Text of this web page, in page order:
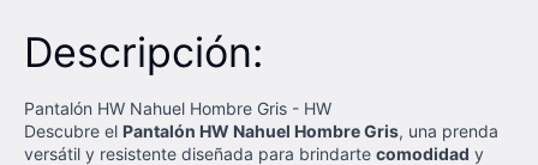
Descripción:
Pantalón HW Nahuel Hombre Gris - HW
Descubre el Pantalón HW Nahuel Hombre Gris, una prenda
versátil y resistente diseñada para brindarte comodidad y